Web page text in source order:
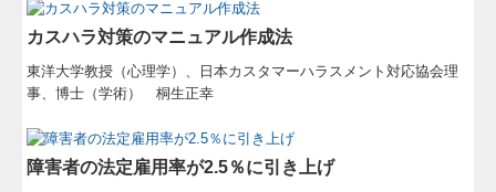
カスハラ対策のマニュアル作成法
東洋大学教授（心理学）、日本カスタマーハラスメント対応協会理
事、博士（学術） 桐生正幸
障害者の法定雇用率が2.5％に引き上げ